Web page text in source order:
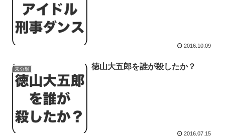
2016.10.09
未分類 徳山大五郎を誰が殺したか？
2016.07.15